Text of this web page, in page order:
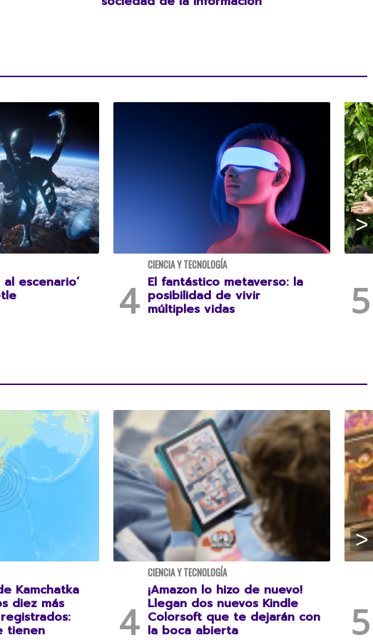
al escenario’
CIENCIA Y TECNOLOGÍA
El fantástico metaverso: la
posibilidad de vivir
múltiples vidas
Kamchatka
diez más
tienen
CIENCIA Y TECNOLOGÍA
¡Amazon lo hizo de nuevo!
Llegan dos nuevos Kindle
Colorsoft que te dejarán con
la boca abierta